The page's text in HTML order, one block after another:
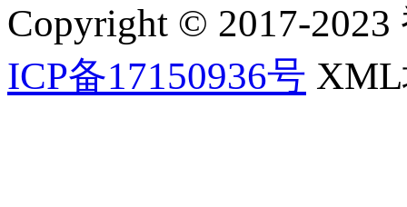
Copyright © 2017-2023
ICP备17150936号